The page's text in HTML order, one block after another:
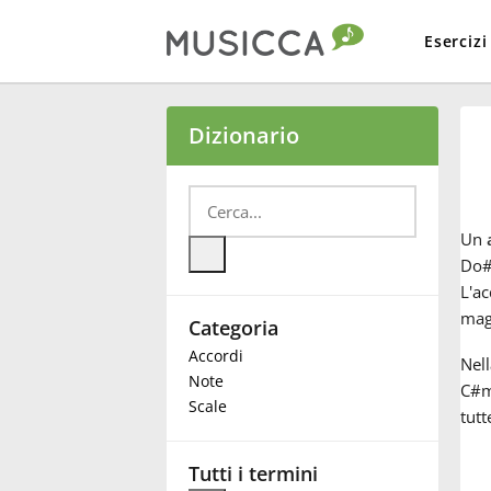
Esercizi
Български
Deutsch
Español
Dizionario
Categoria
Accordi
Note
Scale
Tutti i termini
Un